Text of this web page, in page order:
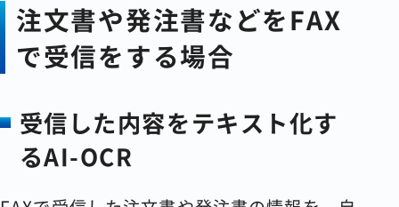
注文書や発注書などをFAX
で受信をする場合
受信した内容をテキスト化す
るAI-OCR